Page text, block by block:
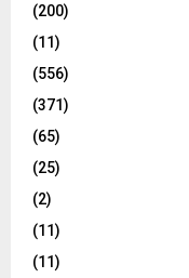
(200)
(11)
(556)
(371)
(65)
(25)
(2)
(11)
(11)